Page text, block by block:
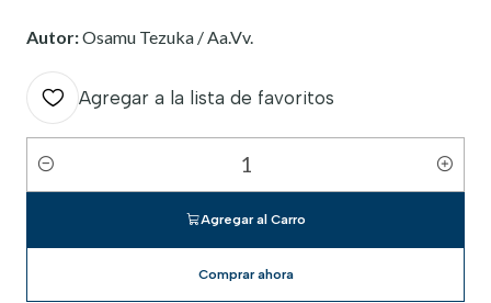
Autor:Osamu Tezuka / Aa.Vv.
Agregar a la lista de favoritos
Cantidad
Agregar al Carro
Comprar ahora